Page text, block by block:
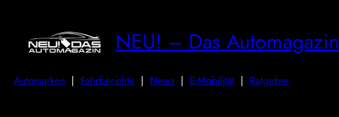
NEU! – Das Automagazin
Automarken | Fahrberichte | News | E-Mobilität | Ratgeber